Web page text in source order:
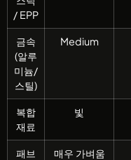
/ EPP
금속
(알루
미늄/
스틸)
Medium
복합
재료
빛
패브
매우 가벼움